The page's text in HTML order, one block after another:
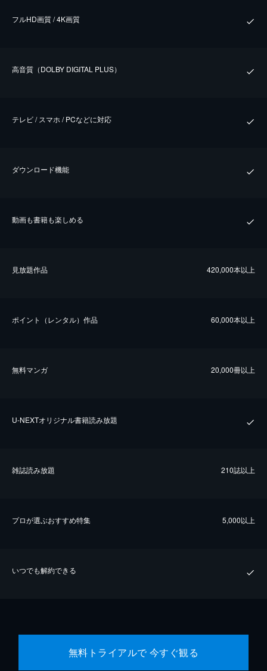
フルHD画質 / 4K画質
⾼⾳質（DOLBY DIGITAL PLUS）
テレビ / スマホ / PCなどに対応
ダウンロード機能
動画も書籍も楽しめる
⾒放題作品 420,000本以上
ポイント（レンタル）作品 60,000本以上
無料マンガ 20,000冊以上
U-NEXTオリジナル書籍読み放題
雑誌読み放題 210誌以上
プロが選ぶおすすめ特集 5,000以上
いつでも解約できる
無料トライアルで 今すぐ観る